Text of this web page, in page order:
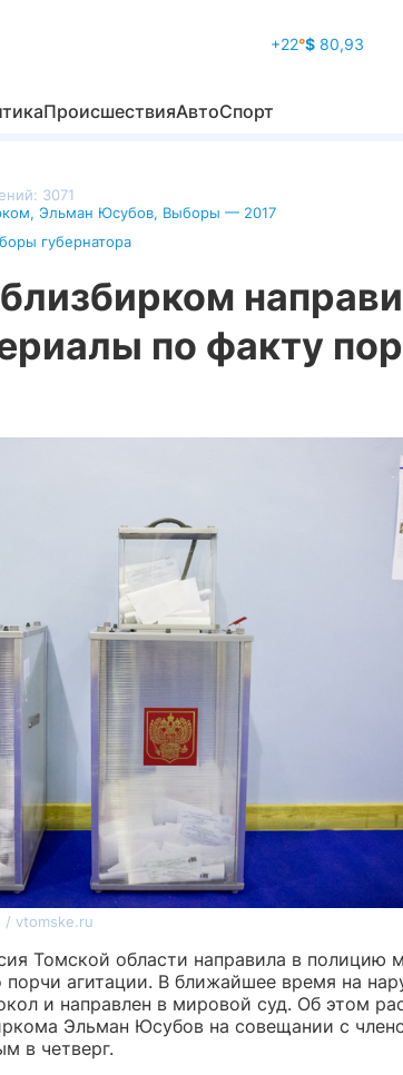
+22°$ 80,93
ПроисшествияАвтоСпорт
3071
, Эльман Юсубов, Выборы — 2017
губернатора
по факту
/ vtomske.ru
Томской области направила в полицию
агитации. В ближайшее время на
и направлен в мировой суд. Об этом
Эльман Юсубов на совещании с
в четверг.